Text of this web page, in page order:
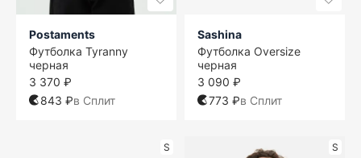
Postaments
Футболка Tyranny
черная
3 370 ₽
843 ₽в Сплит
Sashina
Футболка Oversize
черная
3 090 ₽
773 ₽в Сплит
S
S